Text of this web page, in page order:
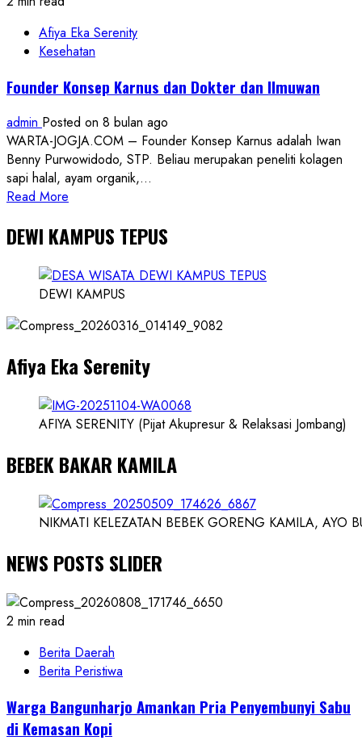
Terobosan
Baru:
Masuk
Dibayar
dengan
Sampah!
Afiya Eka Serenity
Kesehatan
Founder Konsep Karnus dan Dokter dan Ilmuwan
admin Posted on 8 bulan ago
WARTA-JOGJA.COM – Founder Konsep Karnus adalah Iwan
Benny Purwowidodo, STP. Beliau merupakan peneliti kolagen
sapi halal, ayam organik,...
Read More
about
Konsep
Karnus
Dokter
Ilmuwan
DEWI KAMPUS TEPUS
DEWI KAMPUS
Afiya Eka Serenity
AFIYA SERENITY (Pijat Akupresur & Relaksasi Jombang)
BEBEK BAKAR KAMILA
NIKMATI KELEZATAN BEBEK GORENG KAMILA, AYO
NEWS POSTS SLIDER
2 min read
Berita Daerah
Berita Peristiwa
Warga Bangunharjo Amankan Pria Penyembunyi Sabu
di Kemasan Kopi